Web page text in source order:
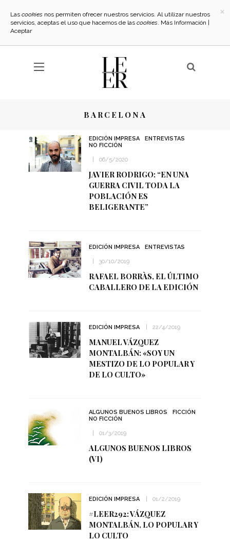
BARCELONA
EDICIÓN IMPRESA
ENTREVISTAS
NO FICCIÓN
06/5/2020
JAVIER RODRIGO: “EN UNA
GUERRA CIVIL TODA LA
POBLACIÓN ES
BELIGERANTE”
EDICIÓN IMPRESA ENTREVISTAS
30/10/2019
RAFAEL BORRÀS, EL ÚLTIMO
CABALLERO DE LA EDICIÓN
EDICIÓN IMPRESA 22/4/2019
MANUEL VÁZQUEZ
MONTALBÁN: «SOY UN
MESTIZO DE LO POPULAR Y
DE LO CULTO»
ALGUNOS BUENOS LIBROS
FICCIÓN
NO FICCIÓN
01/3/2019
ALGUNOS BUENOS LIBROS
(VI)
EDICIÓN IMPRESA 01/2/2019
#LEER292: VÁZQUEZ
MONTALBÁN, LO POPULAR Y
LO CULTO
×
Las cookies nos permiten ofrecer nuestros servicios. Al utilizar nuestros
servicios, aceptas el uso que hacemos de las cookies. Más Información
Aceptar